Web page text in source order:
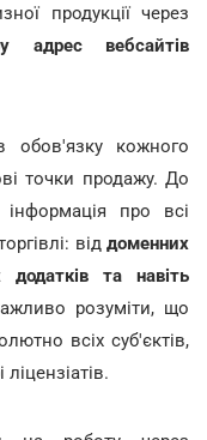
продукції через
адрес вебсайтів
обов'язку кожного
точки продажу. До
про всі
від доменних
та навіть
розуміти, що
всіх суб'єктів,